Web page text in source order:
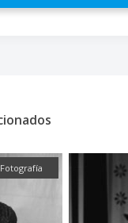
Fotografía